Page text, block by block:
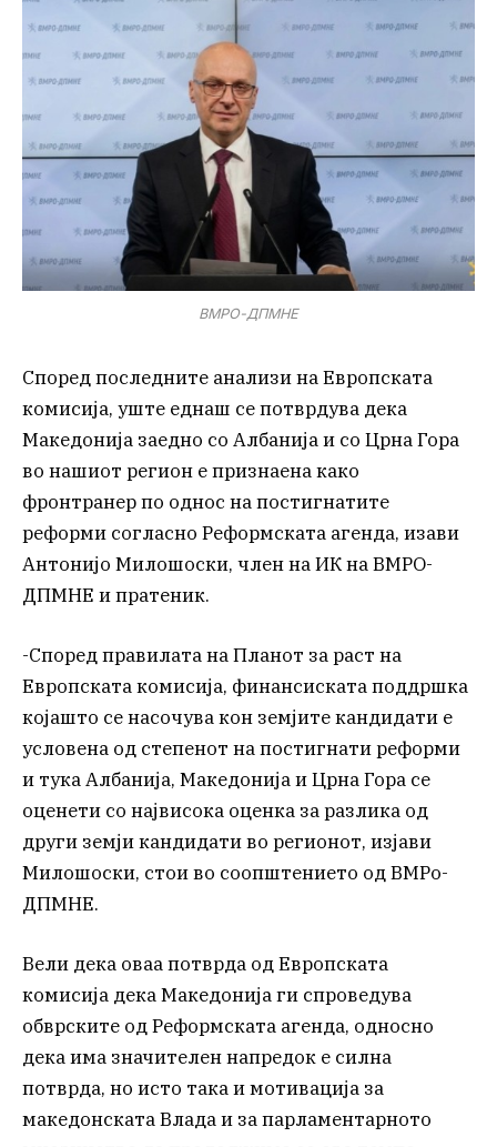
ВМРО-ДПМНЕ
Според последните анализи на Европската
комисија, уште еднаш се потврдува дека
Македонија заедно со Албанија и со Црна Гора
во нашиот регион е признаена како
фронтранер по однос на постигнатите
реформи согласно Реформската агенда, изави
Антонијо Милошоски, член на ИК на ВМРО-
ДПМНЕ и пратеник.
-Според правилата на Планот за раст на
Европската комисија, финансиската поддршка
којашто се насочува кон земјите кандидати е
условена од степенот на постигнати реформи
и тука Албанија, Македонија и Црна Гора се
оценети со највисока оценка за разлика од
други земји кандидати во регионот, изјави
Милошоски, стои во соопштението од ВМРо-
ДПМНЕ.
Вели дека оваа потврда од Европската
комисија дека Македонија ги спроведува
обврските од Реформската агенда, односно
дека има значителен напредок е силна
потврда, но исто така и мотивација за
македонската Влада и за парламентарното